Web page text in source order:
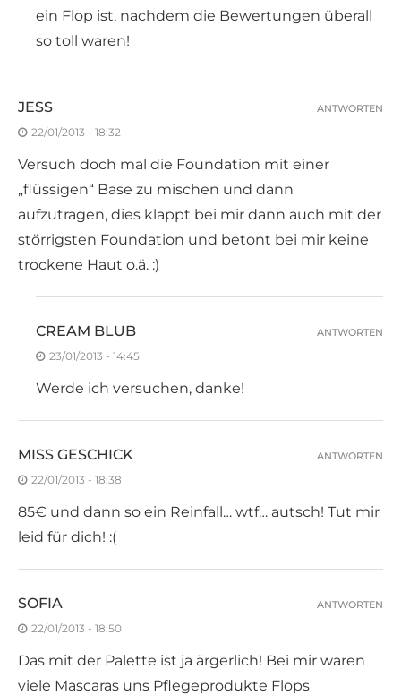
ein Flop ist, nachdem die Bewertungen überall
so toll waren!
JESS
22/01/2013 - 18:32
Versuch doch mal die Foundation mit einer
„flüssigen“ Base zu mischen und dann
aufzutragen, dies klappt bei mir dann auch mit der
störrigsten Foundation und betont bei mir keine
trockene Haut o.ä. :)
ANTWORTEN
CREAM BLUB
23/01/2013 - 14:45
Werde ich versuchen, danke!
ANTWORTEN
MISS GESCHICK
22/01/2013 - 18:38
85€ und dann so ein Reinfall… wtf… autsch! Tut mir
leid für dich! :(
ANTWORTEN
SOFIA
22/01/2013 - 18:50
Das mit der Palette ist ja ärgerlich! Bei mir waren
viele Mascaras uns Pflegeprodukte Flops
ANTWORTEN